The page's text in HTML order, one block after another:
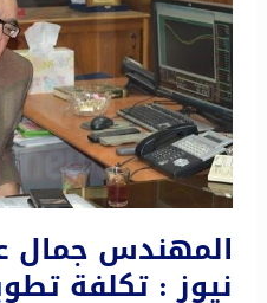
المهندس جمال
نيوز : تكلفة